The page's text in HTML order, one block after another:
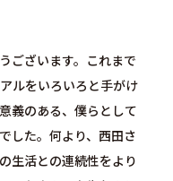
ございます。これまで
ルをいろいろと手がけ
義のある、僕らとして
した。何より、西田さ
生活との連続性をより